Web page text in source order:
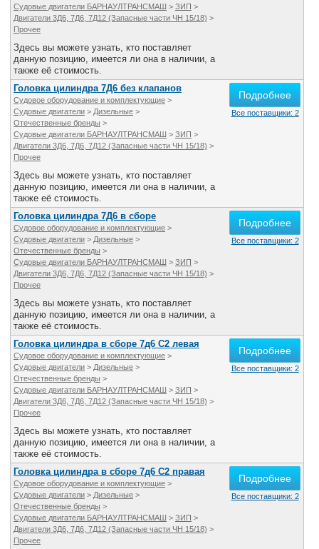
Судовые двигатели БАРНАУЛТРАНСМАШ > ЗИП >
Двигатели 3Д6, 7Д6, 7Д12 (Запасные части ЧН 15/18) >
Прочее
Здесь вы можете узнать, кто поставляет
данную позицию, имеется ли она в наличии, а
также её стоимость.
Головка цилиндра 7Д6 без клапанов
Судовое оборудование и комплектующие >
Судовые двигатели > Дизельные >
Отечественные бренды >
Судовые двигатели БАРНАУЛТРАНСМАШ > ЗИП >
Двигатели 3Д6, 7Д6, 7Д12 (Запасные части ЧН 15/18) >
Прочее
Здесь вы можете узнать, кто поставляет
данную позицию, имеется ли она в наличии, а
также её стоимость.
Подробнее
Все поставщики: 2
Головка цилиндра 7Д6 в сборе
Судовое оборудование и комплектующие >
Судовые двигатели > Дизельные >
Отечественные бренды >
Судовые двигатели БАРНАУЛТРАНСМАШ > ЗИП >
Двигатели 3Д6, 7Д6, 7Д12 (Запасные части ЧН 15/18) >
Прочее
Здесь вы можете узнать, кто поставляет
данную позицию, имеется ли она в наличии, а
также её стоимость.
Подробнее
Все поставщики: 2
Головка цилиндра в сборе 7д6 С2 левая
Судовое оборудование и комплектующие >
Судовые двигатели > Дизельные >
Отечественные бренды >
Судовые двигатели БАРНАУЛТРАНСМАШ > ЗИП >
Двигатели 3Д6, 7Д6, 7Д12 (Запасные части ЧН 15/18) >
Прочее
Здесь вы можете узнать, кто поставляет
данную позицию, имеется ли она в наличии, а
также её стоимость.
Подробнее
Все поставщики: 2
Головка цилиндра в сборе 7д6 С2 правая
Судовое оборудование и комплектующие >
Судовые двигатели > Дизельные >
Отечественные бренды >
Судовые двигатели БАРНАУЛТРАНСМАШ > ЗИП >
Двигатели 3Д6, 7Д6, 7Д12 (Запасные части ЧН 15/18) >
Прочее
Подробнее
Все поставщики: 2